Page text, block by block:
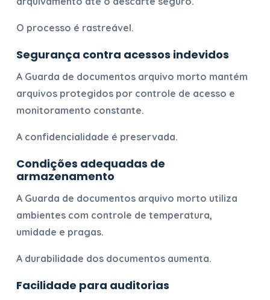
O processo é rastreável.
Segurança contra acessos indevidos
A Guarda de documentos arquivo morto mantém
arquivos protegidos por controle de acesso e
monitoramento constante.
A confidencialidade é preservada.
Condições adequadas de
armazenamento
A Guarda de documentos arquivo morto utiliza
ambientes com controle de temperatura,
umidade e pragas.
A durabilidade dos documentos aumenta.
Facilidade para auditorias